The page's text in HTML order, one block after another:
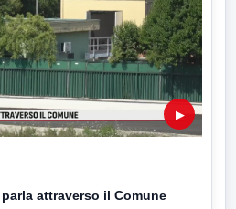
▶
attraverso il Comune